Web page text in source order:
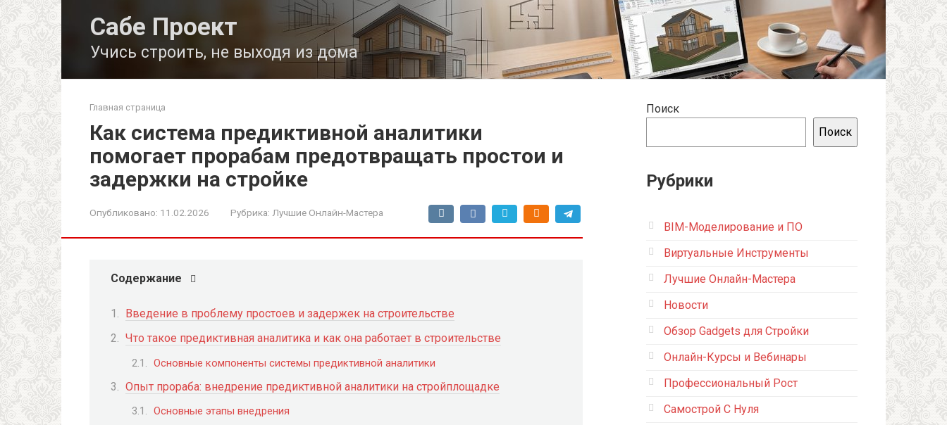
Сабе Проект
Учись строить, не выходя из дома
Главная страница
Как система предиктивной аналитики
помогает прорабам предотвращать простои и
задержки на стройке
Опубликовано: 11.02.2026 Рубрика: Лучшие Онлайн-Мастера
Содержание
Введение в проблему простоев и задержек на строительстве
Что такое предиктивная аналитика и как она работает в строительстве
Основные компоненты системы предиктивной аналитики
Опыт прораба: внедрение предиктивной аналитики на стройплощадке
Основные этапы внедрения
Поиск
Поиск
Рубрики
BIM-Моделирование и ПО
Виртуальные Инструменты
Лучшие Онлайн-Мастера
Новости
Обзор Gadgets для Стройки
Онлайн-Курсы и Вебинары
Профессиональный Рост
Самострой С Нуля